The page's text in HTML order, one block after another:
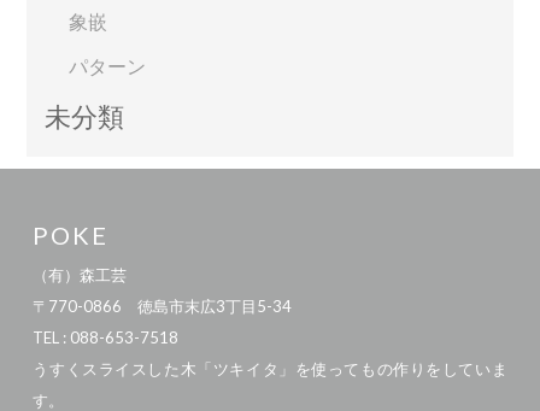
象嵌
パターン
未分類
POKE
（有）森工芸
〒770-0866 徳島市末広3丁目5-34
TEL : 088-653-7518
うすくスライスした木「ツキイタ」を使ってもの作りをしていま
す。